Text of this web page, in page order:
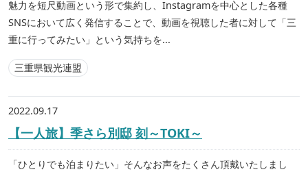
魅力を短尺動画という形で集約し、Instagramを中心とした各種
SNSにおいて広く発信することで、動画を視聴した者に対して「三
重に行ってみたい」という気持ちを...
三重県観光連盟
2022.09.17
【一人旅】季さら別邸 刻～TOKI～
「ひとりでも泊まりたい」そんなお声をたくさん頂戴いたしまし